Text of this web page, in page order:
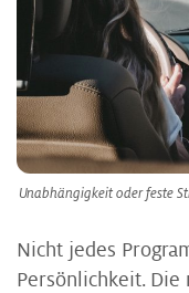
Unabhängigkeit oder feste
Nicht jedes
Persönlichkeit. Die